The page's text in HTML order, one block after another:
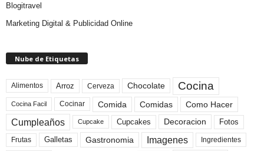
Blogitravel
Marketing Digital & Publicidad Online
Nube de Etiquetas
Alimentos Arroz Cerveza Chocolate Cocina
Cocina Facil Cocinar Comida Comidas Como Hacer
Cumpleaños Cupcake Cupcakes Decoracion Fotos
Frutas Galletas Gastronomia Imagenes Ingredientes